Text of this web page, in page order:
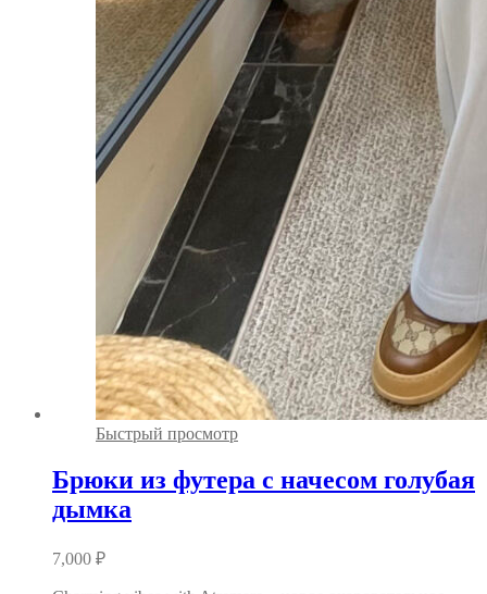
Быстрый просмотр
Брюки из футера с начесом голубая
дымка
7,000 ₽